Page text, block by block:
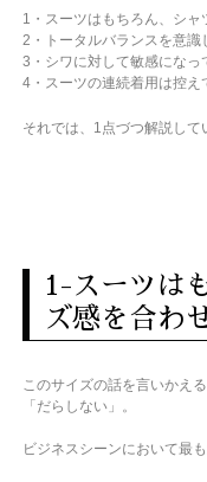
1・スーツはもちろん、シ
2・トータルバランスを意識
3・シワに対して敏感になっ
4・スーツの連続着用は控え
それでは、1点づつ解説して
1-スーツは
ズ感を合わ
このサイズの話を言いかえ
「だらしない」。
ビジネスシーンにおいて最